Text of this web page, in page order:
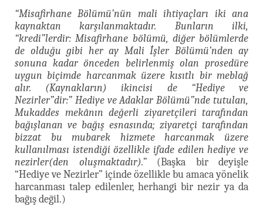
“Misafirhane Bölümü’nün mali ihtiyaçları iki ana
kaynaktan karşılanmaktadır. Bunların ilki,
“kredi”lerdir: Misafirhane bölümü, diğer bölümlerde
de olduğu gibi her ay Mali İşler Bölümü’nden ay
sonuna kadar önceden belirlenmiş olan prosedüre
uygun biçimde harcanmak üzere kısıtlı bir meblağ
alır. (Kaynakların) ikincisi de “Hediye ve
Nezirler”dir:” Hediye ve Adaklar Bölümü”nde tutulan,
Mukaddes mekânın değerli ziyaretçileri tarafından
bağışlanan ve bağış esnasında; ziyaretçi tarafından
bizzat bu mubarek hizmete harcanmak üzere
kullanılması istendiği özellikle ifade edilen hediye ve
nezirler(den oluşmaktadır).”(Başka bir deyişle
“Hediye ve Nezirler” içinde özellikle bu amaca yönelik
harcanması talep edilenler, herhangi bir nezir ya da
bağış değil.)